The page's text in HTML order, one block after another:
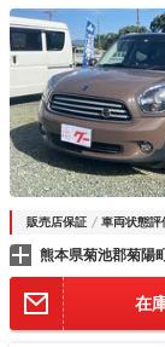
エアコン パワー
アバッグ 助手席
販売店保証 車両状態評
熊本県菊池郡菊陽
在